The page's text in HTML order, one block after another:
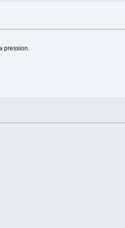
pression.